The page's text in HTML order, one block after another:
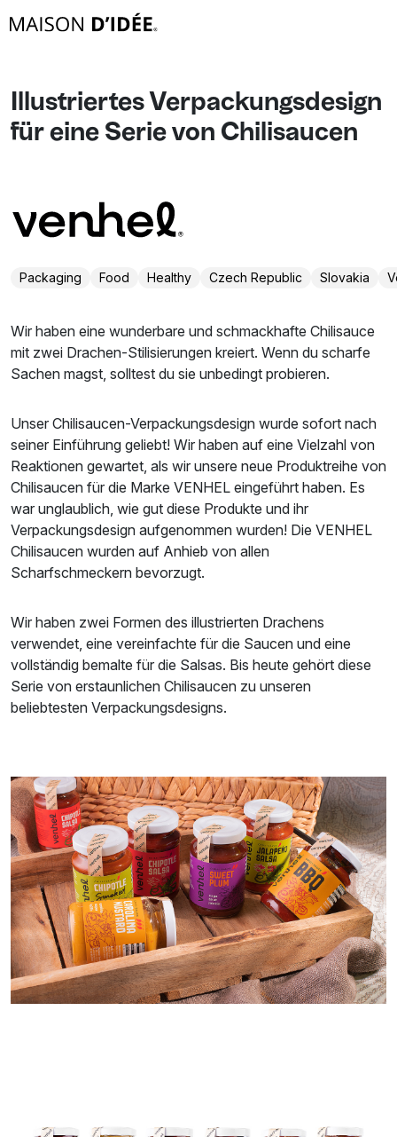
Illustriertes Verpackungsdesign
für eine Serie von Chilisaucen
Packaging Food Healthy Czech Republic Slovakia
Wir haben eine wunderbare und schmackhafte Chilisauce
mit zwei Drachen-Stilisierungen kreiert. Wenn du scharfe
Sachen magst, solltest du sie unbedingt probieren.
Unser Chilisaucen-Verpackungsdesign wurde sofort nach
seiner Einführung geliebt! Wir haben auf eine Vielzahl von
Reaktionen gewartet, als wir unsere neue Produktreihe von
Chilisaucen für die Marke VENHEL eingeführt haben. Es
war unglaublich, wie gut diese Produkte und ihr
Verpackungsdesign aufgenommen wurden! Die VENHEL
Chilisaucen wurden auf Anhieb von allen
Scharfschmeckern bevorzugt.
Wir haben zwei Formen des illustrierten Drachens
verwendet, eine vereinfachte für die Saucen und eine
vollständig bemalte für die Salsas. Bis heute gehört diese
Serie von erstaunlichen Chilisaucen zu unseren
beliebtesten Verpackungsdesigns.